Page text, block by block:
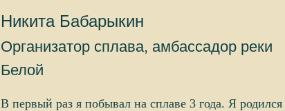
Никита Бабарыкин
Организатор сплава, амбассадор реки
Белой
В первый раз я побывал на сплаве 3 года. Я родился